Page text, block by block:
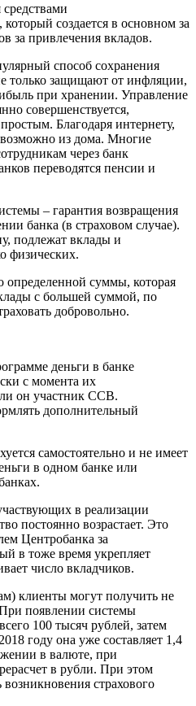
создается в основном за
за привлечения вкладов.
способ сохранения
только защищают от инфляции,
при хранении. Управление
совершенствуется,
Благодаря интернету,
возможно из дома. Многие
через банк
переводятся пенсии и
– гарантия возвращения
банка (в страховом случае).
подлежат вклады и
физических.
определенной суммы, которая
с большей суммой, по
добровольно.
деньги в банке
с момента их
он участник ССВ.
дополнительный
самостоятельно и не имеет
в одном банке или
в реализации
постоянно возрастает. Это
Центробанка за
в тоже время укрепляет
число вкладчиков.
клиенты могут получить не
появлении системы
100 тысяч рублей, затем
году она уже составляет 1,4
в валюте, при
в рубли. При этом
страхового